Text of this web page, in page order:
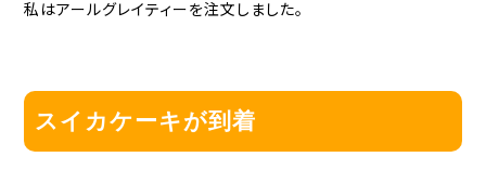
私はアールグレイティーを注文しました。
スイカケーキが到着